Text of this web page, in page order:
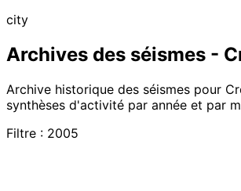
city
Archives des séismes -
Archive historique des séismes pour
synthèses d'activité par année et par
Filtre : 2005